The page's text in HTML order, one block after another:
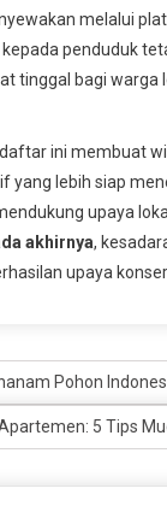
melalui
penduduk
tinggal bagi warga
daftar ini membuat
yang lebih siap
upaya
akhirnya,
upaya
Pohon
5 Tips